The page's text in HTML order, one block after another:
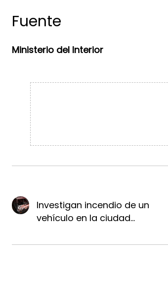
Fuente
Ministerio del Interior
Investigan incendio de un
vehículo en la ciudad...